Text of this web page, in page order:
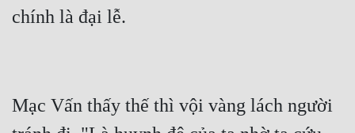
Mạc Vấn thấy thế thì vội vàng lách người